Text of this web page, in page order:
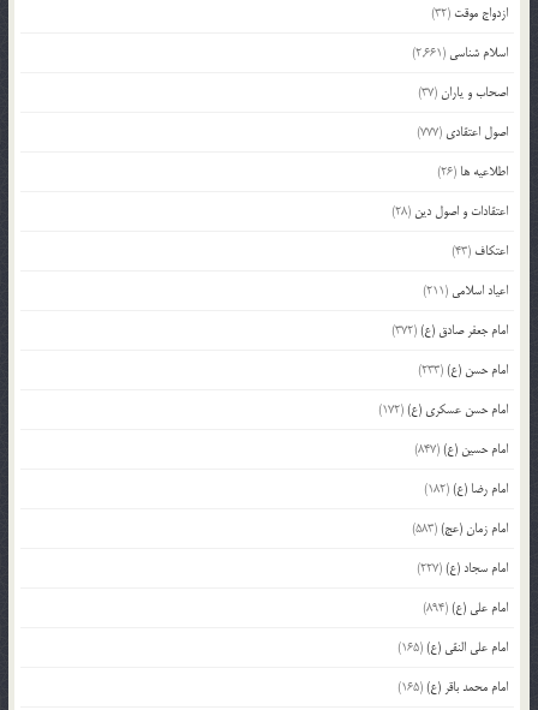
ازدواج موقت (32)
اسلام شناسی (2,661)
اصحاب و یاران (37)
اصول اعتقادی (777)
اطلاعیه ها (26)
اعتقادات و اصول دین (28)
اعتکاف (43)
اعیاد اسلامی (211)
امام جعفر صادق (ع)(372)
امام حسن (ع)(233)
امام حسن عسکری (ع)(172)
امام حسین (ع)(847)
امام رضا (ع)(182)
امام زمان (عج)(583)
امام سجاد (ع)(227)
امام علی (ع)(894)
امام علی النقی (ع)(165)
امام محمد باقر (ع)(165)